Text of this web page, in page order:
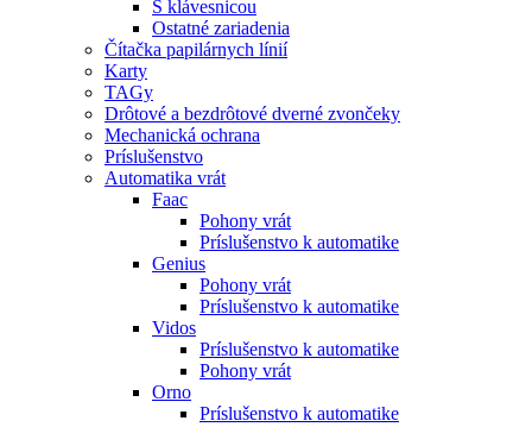
S klávesnicou
Ostatné zariadenia
Čítačka papilárnych línií
Karty
TAGy
Drôtové a bezdrôtové dverné zvončeky
Mechanická ochrana
Príslušenstvo
Automatika vrát
Faac
Pohony vrát
Príslušenstvo k automatike
Genius
Pohony vrát
Príslušenstvo k automatike
Vidos
Príslušenstvo k automatike
Pohony vrát
Orno
Príslušenstvo k automatike